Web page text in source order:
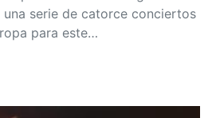
una serie de catorce conciertos
para este…